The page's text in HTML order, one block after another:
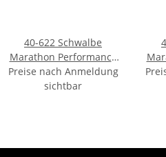
40-622 Schwalbe
Marathon Performance
GreenGuard - E50,
Draht, TwinSkin, Addix
Preise nach Anmeldung
sichtbar